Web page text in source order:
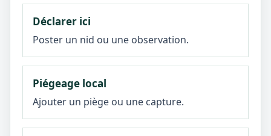
Déclarer ici
Poster un nid ou une observation.
Piégeage local
Ajouter un piège ou une capture.